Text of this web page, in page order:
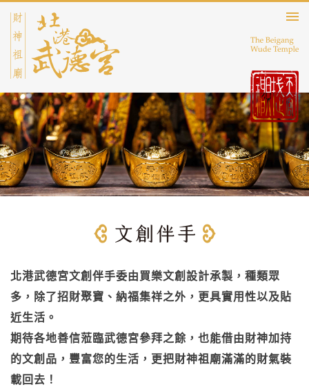
北港武德宮文創伴手委由買樂文創設計承製，種類眾
多，除了招財聚寶、納福集祥之外，更具實用性以及貼
近生活。
期待各地善信蒞臨武德宮參拜之餘，也能借由財神加持
的文創品，豐富您的生活，更把財神祖廟滿滿的財氣裝
載回去！